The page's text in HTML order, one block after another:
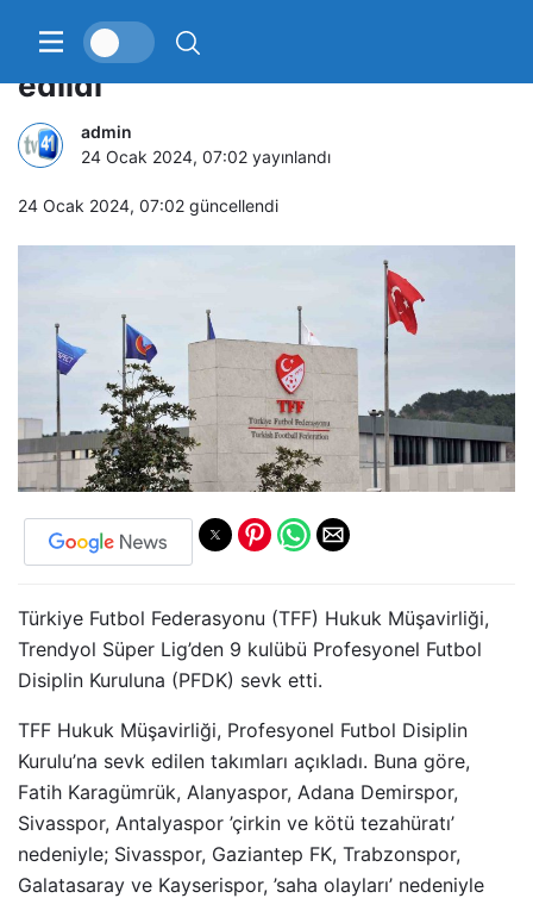
9 Süper Lig kulübü PFDK’ya sevk
edildi
admin
24 Ocak 2024, 07:02 yayınlandı
24 Ocak 2024, 07:02 güncellendi
Türkiye Futbol Federasyonu (TFF) Hukuk Müşavirliği,
Trendyol Süper Lig’den 9 kulübü Profesyonel Futbol
Disiplin Kuruluna (PFDK) sevk etti.
TFF Hukuk Müşavirliği, Profesyonel Futbol Disiplin
Kurulu’na sevk edilen takımları açıkladı. Buna göre,
Fatih Karagümrük, Alanyaspor, Adana Demirspor,
Sivasspor, Antalyaspor ’çirkin ve kötü tezahüratı’
nedeniyle; Sivasspor, Gaziantep FK, Trabzonspor,
Galatasaray ve Kayserispor, ’saha olayları’ nedeniyle